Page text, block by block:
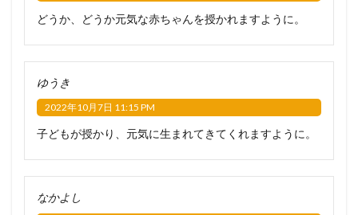
どうか、どうか元気な赤ちゃんを授かれますように。
ゆうき
2022年10月7日 11:15 PM
子どもが授かり、元気に生まれてきてくれますように。
なかよし